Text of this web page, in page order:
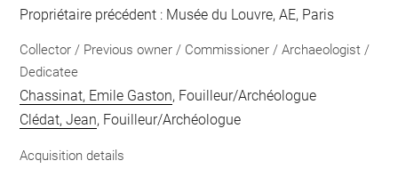
Propriétaire précédent : Musée du Louvre, AE, Paris
Collector / Previous owner / Commissioner / Archaeologist /
Dedicatee
Chassinat, Emile Gaston, Fouilleur/Archéologue
Clédat, Jean, Fouilleur/Archéologue
Acquisition details